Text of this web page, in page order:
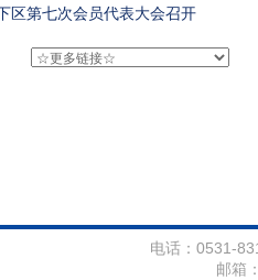
区第七次会员代表大会召开
电话：0531-
邮箱